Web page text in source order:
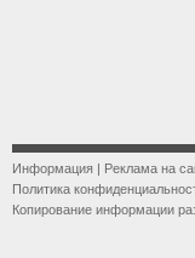
Информация | Реклама на
Политика
Копирование информации